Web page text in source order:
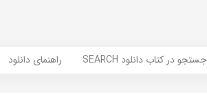
راهنمای دانلود SEARCH جستجو در کتاب دانلود